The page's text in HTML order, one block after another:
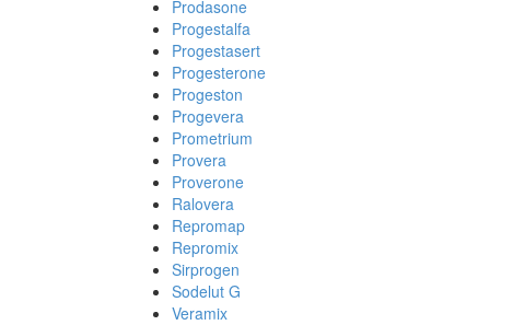
Prodasone
Progestalfa
Progestasert
Progesterone
Progeston
Progevera
Prometrium
Provera
Proverone
Ralovera
Repromap
Repromix
Sirprogen
Sodelut G
Veramix